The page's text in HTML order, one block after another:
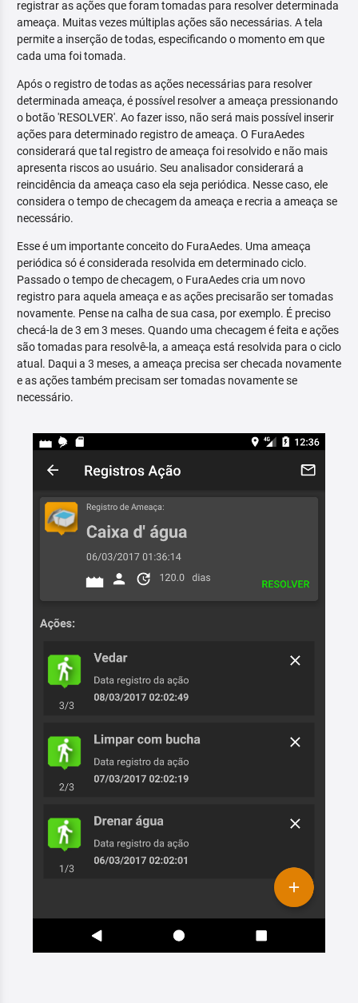
registrar as ações que foram tomadas para resolver determinada
ameaça. Muitas vezes múltiplas ações são necessárias. A tela
permite a inserção de todas, especificando o momento em que
cada uma foi tomada.
Após o registro de todas as ações necessárias para resolver
determinada ameaça, é possível resolver a ameaça pressionando
o botão 'RESOLVER'. Ao fazer isso, não será mais possível inserir
ações para determinado registro de ameaça. O FuraAedes
considerará que tal registro de ameaça foi resolvido e não mais
apresenta riscos ao usuário. Seu analisador considerará a
reincidência da ameaça caso ela seja periódica. Nesse caso, ele
considera o tempo de checagem da ameaça e recria a ameaça se
necessário.
Esse é um importante conceito do FuraAedes. Uma ameaça
periódica só é considerada resolvida em determinado ciclo.
Passado o tempo de checagem, o FuraAedes cria um novo
registro para aquela ameaça e as ações precisarão ser tomadas
novamente. Pense na calha de sua casa, por exemplo. É preciso
checá-la de 3 em 3 meses. Quando uma checagem é feita e ações
são tomadas para resolvê-la, a ameaça está resolvida para o ciclo
atual. Daqui a 3 meses, a ameaça precisa ser checada novamente
e as ações também precisam ser tomadas novamente se
necessário.